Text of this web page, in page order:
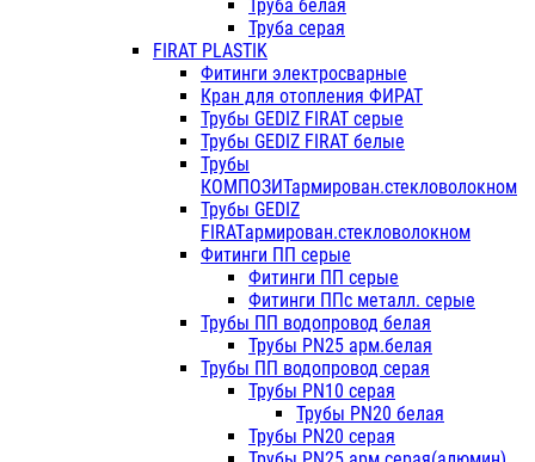
Труба белая
Труба серая
FIRAT PLASTIK
Фитинги электросварные
Кран для отопления ФИРАТ
Трубы GEDIZ FIRAT серые
Трубы GEDIZ FIRAT белые
Трубы
КОМПОЗИТармирован.стекловолокном
Трубы GEDIZ
FIRATармирован.стекловолокном
Фитинги ПП серые
Фитинги ПП серые
Фитинги ППс металл. серые
Трубы ПП водопровод белая
Трубы PN25 арм.белая
Трубы ПП водопровод серая
Трубы PN10 серая
Трубы PN20 белая
Трубы PN20 серая